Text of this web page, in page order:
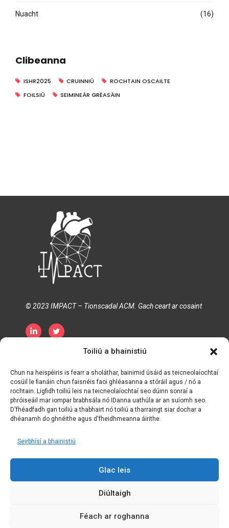
Toiliú a bhainistiú
Chun na heispéiris is fearr a sholáthar, bainimid úsáid as teicneolaíochtaí
cosúil le fianáin chun faisnéis faoi ghléasanna a stóráil agus / nó a
rochtain. Ligfidh toiliú leis na teicneolaíochtaí seo dúinn sonraí a
phróiseáil mar iompar brabhsála nó IDanna uathúla ar an suíomh seo.
D'fhéadfadh gan toiliú a thabhairt nó toiliú a tharraingt siar dochar a
dhéanamh do ghnéithe agus d'fheidhmeanna áirithe.
Seirbhísí a bhainistiú
Glac leis
Diúltaigh
Féach ar roghanna
Nuacht (16)
Clibeanna
ISHR2025 CRUINNIÚ
ROCHTAIN OSCAILTE
FOILSIÚ
SEIMINEÁR GRÉASÁIN
© 2023 IMPACT – Tionscadal ACM. Gach ceart ar cosaint
Beartas Príobháideachais
Beartas maidir le Fianáin